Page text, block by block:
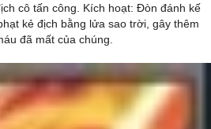
cô tấn công. Kích hoạt: Đòn đánh kế
kẻ địch bằng lửa sao trời, gây thêm
đã mất của chúng.